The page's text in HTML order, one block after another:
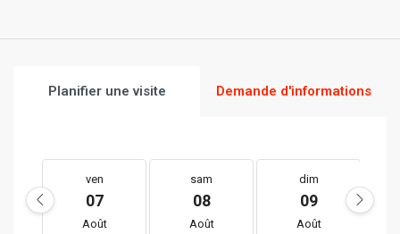
Planifier une visite Demande d'informations
ven
07
Août
sam
08
Août
dim
09
Août